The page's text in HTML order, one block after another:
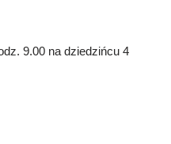
9.00 na dziedzińcu 4